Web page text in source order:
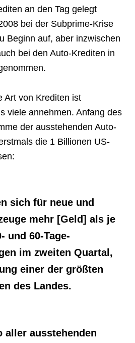
an den Tag gelegt
bei der Subprime-Krise
Beginn auf, aber inzwischen
bei den Auto-Krediten in
Art von Krediten ist
viele annehmen. Anfang des
der ausstehenden Auto-
die 1 Billionen US-
sich für neue und
mehr [Geld] als je
und 60-Tage-
im zweiten Quartal,
einer der größten
des Landes.
aller ausstehenden